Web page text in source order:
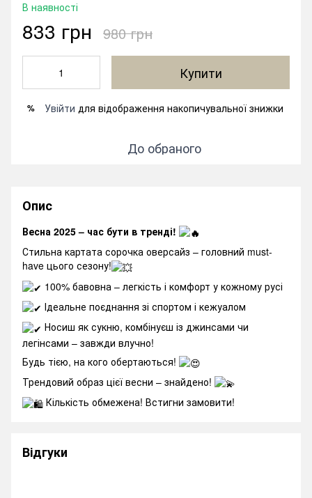
В наявності
833 грн 980 грн
Купити
% Увійти для відображення накопичувальної знижки
До обраного
Опис
Весна 2025 – час бути в тренді!
Стильна картата сорочка оверсайз – головний must-
have цього сезону!
100% бавовна – легкість і комфорт у кожному русі
Ідеальне поєднання зі спортом і кежуалом
Носиш як сукню, комбінуєш із джинсами чи
легінсами – завжди влучно!
Будь тією, на кого обертаються!
Трендовий образ цієї весни – знайдено!
Кількість обмежена! Встигни замовити!
Відгуки